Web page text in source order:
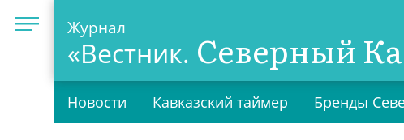
Журнал
«Вестник. Северный
Новости Кавказский таймер Бренды